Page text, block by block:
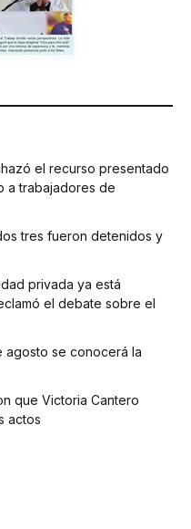
el recurso presentado
a trabajadores de
tres fueron detenidos y
privada ya está
el debate sobre el
agosto se conocerá la
que Victoria Cantero
actos